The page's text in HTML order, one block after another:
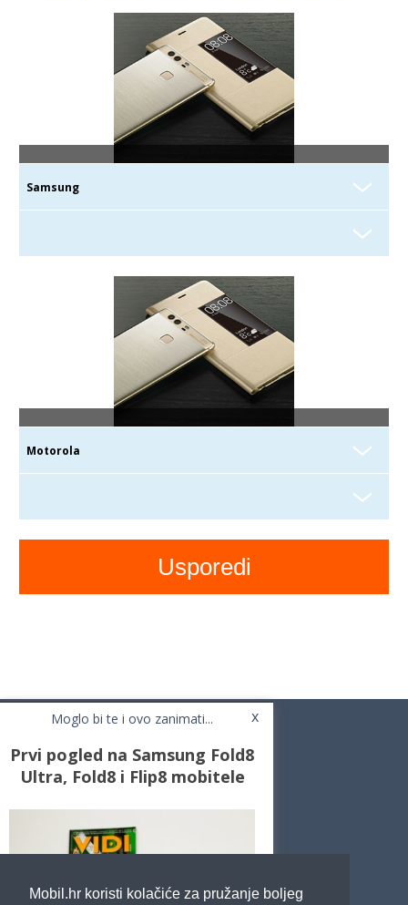
Mobil.hr koristi kolačiće za pružanje boljeg
Moglo bi te i ovo zanimati... x
Prvi pogled na Samsung Fold8
Ultra, Fold8 i Flip8 mobitele
Novosti
Cafe Mobil
Usporedi mobitele
Impressum